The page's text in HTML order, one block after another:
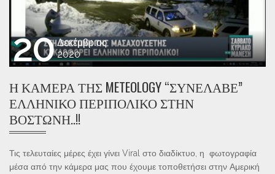
20 Δεκέμβριος
2020
Η ΚΆΜΕΡΑ ΤΗΣ METEOLOGY “ΣΥΝΈΛΑΒΕ”
ΕΛΛΗΝΙΚΌ ΠΕΡΙΠΟΛΙΚΌ ΣΤΗΝ
ΒΟΣΤΏΝΗ..!!
Τις τελευταίες μέρες έχει γίνει Viral στο διαδίκτυο, η φωτογραφία
μέσα από την κάμερα μας που έχουμε τοποθετήσει στην Αμερική